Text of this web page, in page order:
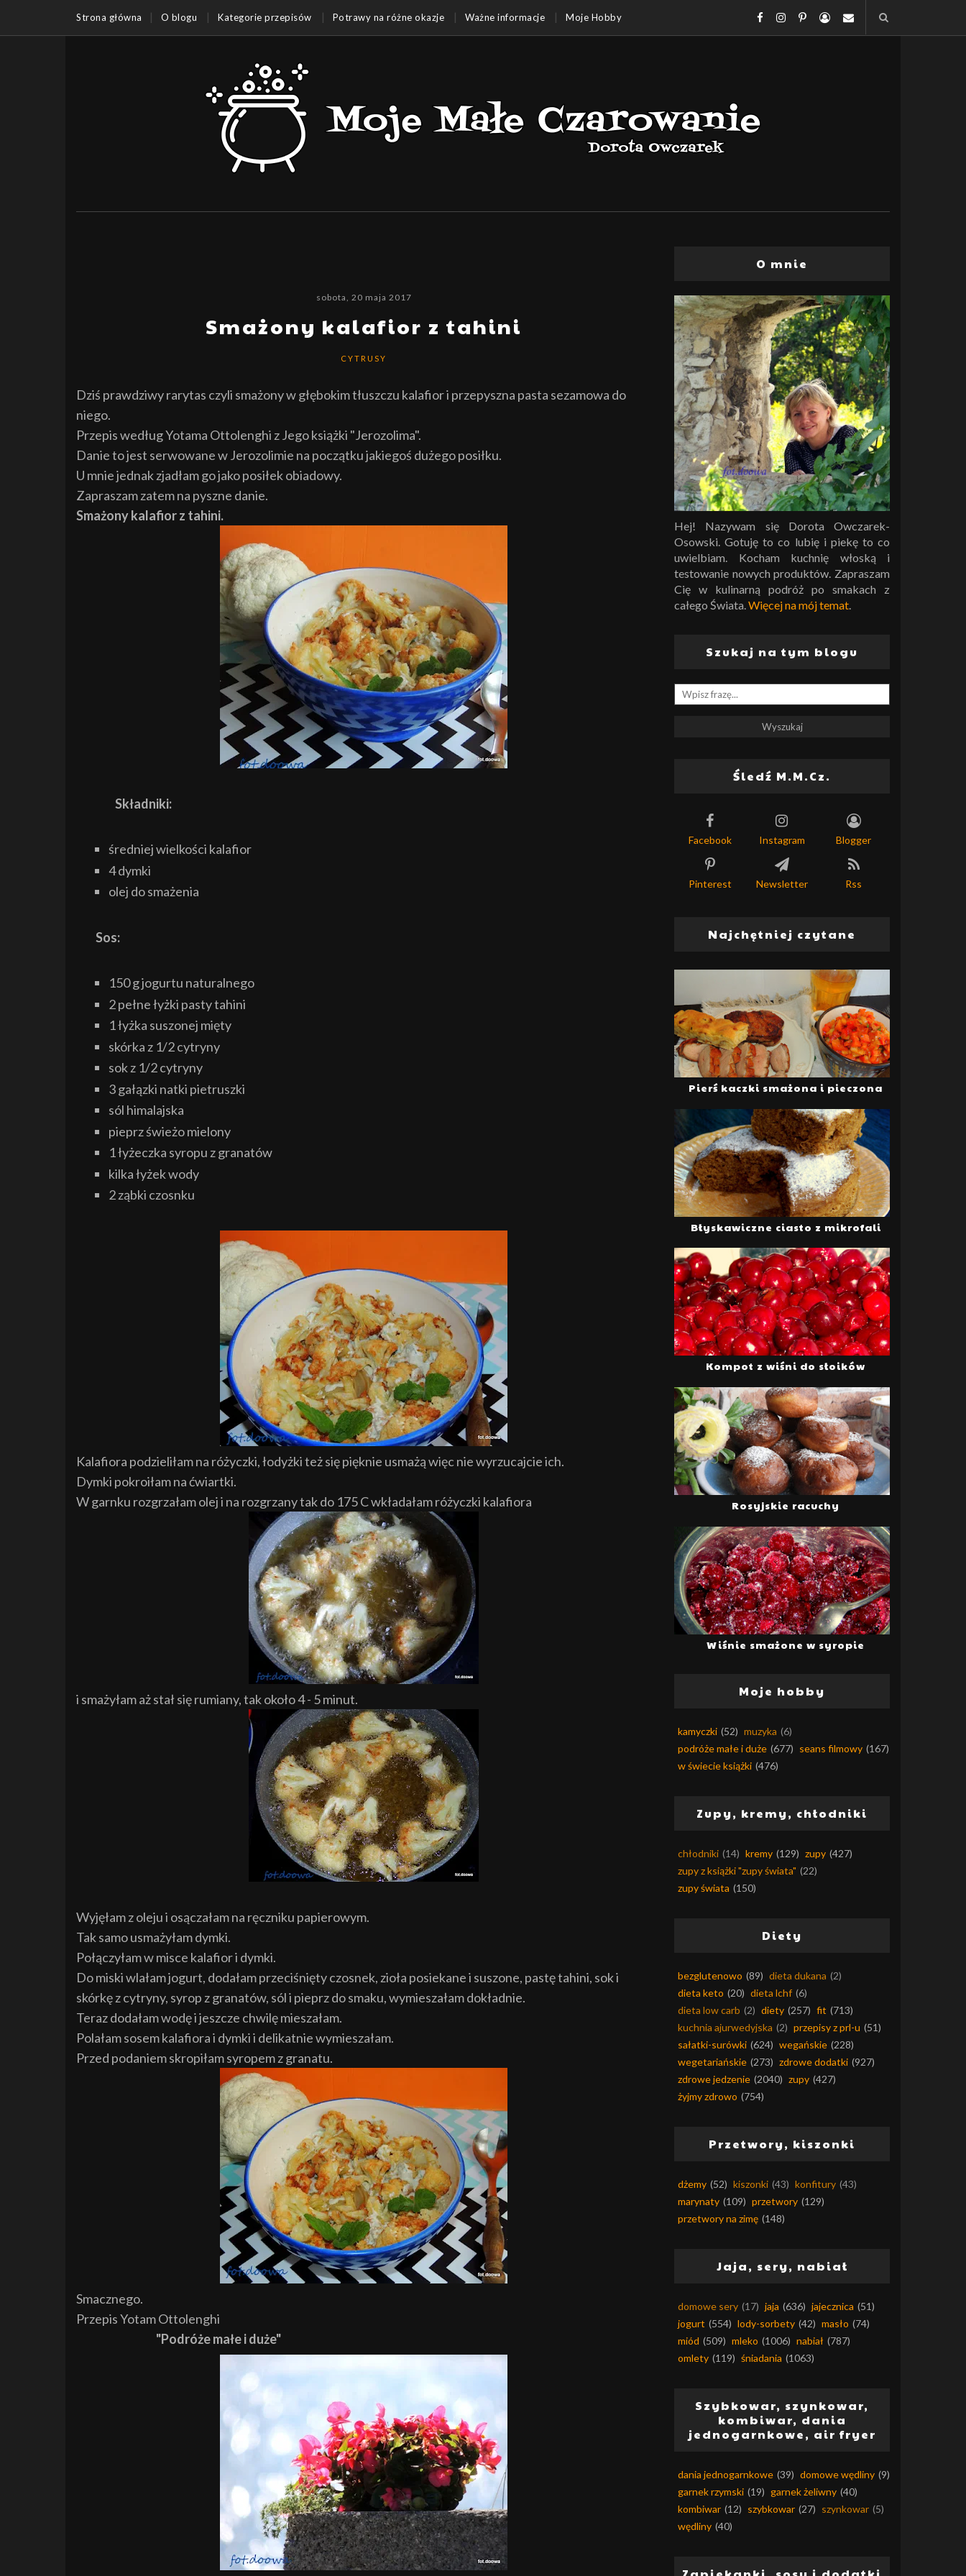
Strona główna O blogu Kategorie przepisów Potrawy na różne okazje Ważne informacje Moje Hobby
sobota, 20 maja 2017
Smażony kalafior z tahini
CYTRUSY
Dziś prawdziwy rarytas czyli smażony w głębokim tłuszczu kalafior i przepyszna pasta sezamowa do
niego.
Przepis według Yotama Ottolenghi z Jego książki "Jerozolima".
Danie to jest serwowane w Jerozolimie na początku jakiegoś dużego posiłku.
U mnie jednak zjadłam go jako posiłek obiadowy.
Zapraszam zatem na pyszne danie.
Smażony kalafior z tahini.
Składniki:
średniej wielkości kalafior
4 dymki
olej do smażenia
Sos:
150 g jogurtu naturalnego
2 pełne łyżki pasty tahini
1 łyżka suszonej mięty
skórka z 1/2 cytryny
sok z 1/2 cytryny
3 gałązki natki pietruszki
sól himalajska
pieprz świeżo mielony
1 łyżeczka syropu z granatów
kilka łyżek wody
2 ząbki czosnku
Kalafiora podzieliłam na różyczki, łodyżki też się pięknie usmażą więc nie wyrzucajcie ich.
Dymki pokroiłam na ćwiartki.
W garnku rozgrzałam olej i na rozgrzany tak do 175 C wkładałam różyczki kalafiora
i smażyłam aż stał się rumiany, tak około 4 - 5 minut.
Wyjęłam z oleju i osączałam na ręczniku papierowym.
Tak samo usmażyłam dymki.
Połączyłam w misce kalafior i dymki.
Do miski wlałam jogurt, dodałam przeciśnięty czosnek, zioła posiekane i suszone, pastę tahini, sok i
skórkę z cytryny, syrop z granatów, sól i pieprz do smaku, wymieszałam dokładnie.
Teraz dodałam wodę i jeszcze chwilę mieszałam.
Polałam sosem kalafiora i dymki i delikatnie wymieszałam.
Przed podaniem skropiłam syropem z granatu.
Smacznego.
Przepis Yotam Ottolenghi
"Podróże małe i duże"
O mnie
Hej! Nazywam się Dorota Owczarek-
Osowski. Gotuję to co lubię i piekę to co
uwielbiam. Kocham kuchnię włoską i
testowanie nowych produktów. Zapraszam
Cię w kulinarną podróż po smakach z
całego Świata.Więcej na mój temat.
Szukaj na tym blogu
Śledź M.M.Cz.
Facebook Instagram Blogger
Pinterest Newsletter Rss
Najchętniej czytane
Pierś kaczki smażona i pieczona
Błyskawiczne ciasto z mikrofali
Kompot z wiśni do słoików
Rosyjskie racuchy
Wiśnie smażone w syropie
Moje hobby
kamyczki (52) muzyka (6)
podróże małe i duże (677) seans filmowy (167)
w świecie książki (476)
Zupy, kremy, chłodniki
chłodniki (14) kremy (129) zupy (427)
zupy z książki "zupy świata" (22)
zupy świata (150)
Diety
bezglutenowo (89) dieta dukana (2)
dieta keto (20) dieta lchf (6)
dieta low carb (2) diety (257) fit (713)
kuchnia ajurwedyjska (2) przepisy z prl-u (51)
sałatki-surówki (624) wegańskie (228)
wegetariańskie (273) zdrowe dodatki (927)
zdrowe jedzenie (2040) zupy (427)
żyjmy zdrowo (754)
Przetwory, kiszonki
dżemy (52) kiszonki (43) konfitury (43)
marynaty (109) przetwory (129)
przetwory na zimę (148)
Jaja, sery, nabiał
domowe sery (17) jaja (636) jajecznica (51)
jogurt (554) lody-sorbety (42) masło (74)
miód (509) mleko (1006) nabiał (787)
omlety (119) śniadania (1063)
Szybkowar, szynkowar,
kombiwar, dania
jednogarnkowe, air fryer
dania jednogarnkowe (39) domowe wędliny (9)
garnek rzymski (19) garnek żeliwny (40)
kombiwar (12) szybkowar (27) szynkowar (5)
wędliny (40)